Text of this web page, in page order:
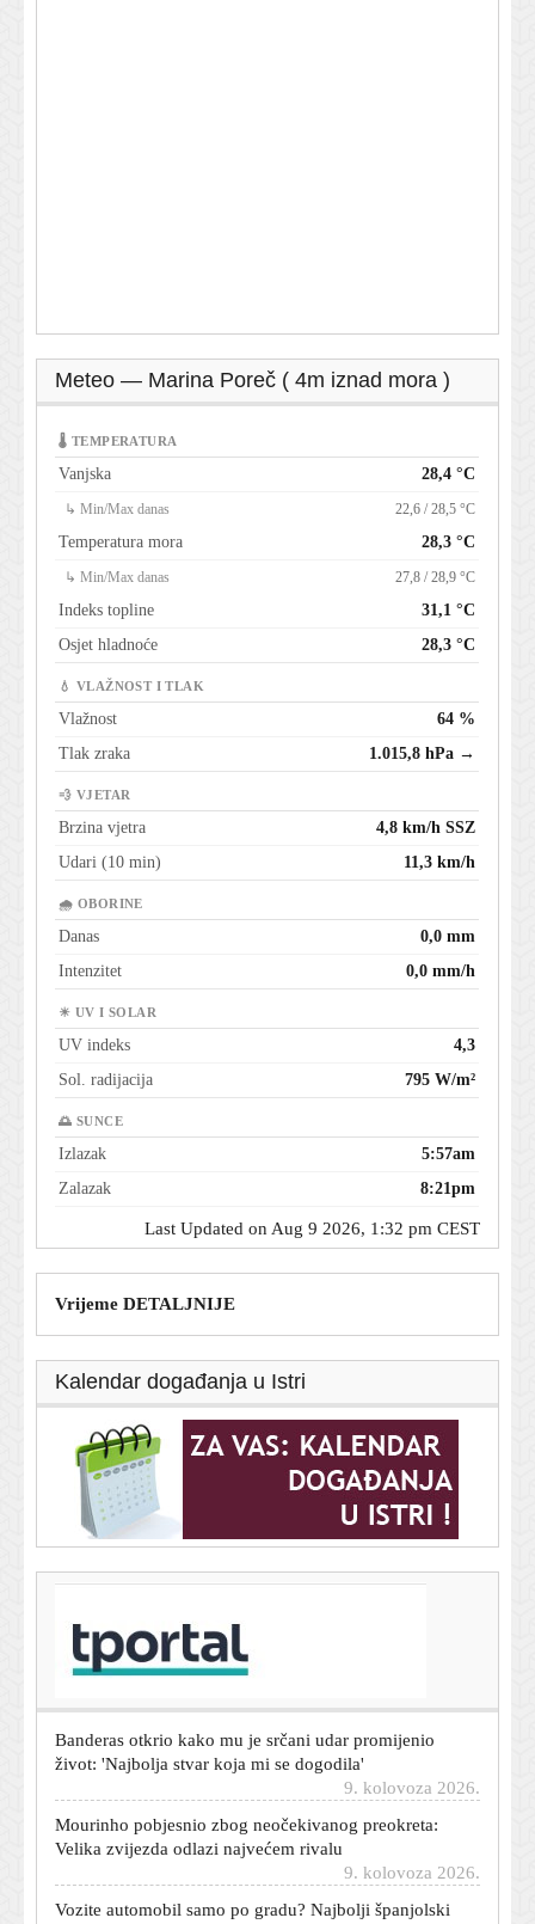
Meteo — Marina Poreč ( 4m iznad mora )
🌡 TEMPERATURA
Vanjska 28,4 °C
↳ Min/Max danas 22,6 / 28,5 °C
Temperatura mora 28,3 °C
↳ Min/Max danas 27,8 / 28,9 °C
Indeks topline
31,1 °C
Osjet hladnoće
28,3 °C
💧 VLAŽNOST I TLAK
Vlažnost
64 %
Tlak zraka
1.015,8 hPa →
💨 VJETAR
Brzina vjetra
4,8 km/h SSZ
Udari (10 min)
11,3 km/h
🌧 OBORINE
Danas
0,0 mm
Intenzitet
0,0 mm/h
☀ UV I SOLAR
UV indeks
4,3
Sol. radijacija
795 W/m²
🌅 SUNCE
Izlazak
5:57am
Zalazak
8:21pm
Last Updated on Aug 9 2026, 1:32 pm CEST
Vrijeme DETALJNIJE
Kalendar događanja u Istri
Ljudi čekali ispred policije na +40, a onda se dogodio
preokret: Jedan je čovjek odlučio podići glas
Banderas otkrio kako mu je srčani udar promijenio
život: 'Najbolja stvar koja mi se dogodila'
9. kolovoza 2026.
Mourinho pobjesnio zbog neočekivanog preokreta:
Velika zvijezda odlazi najvećem rivalu
Vozite automobil samo po gradu? Najbolji španjolski
mehaničar upozorava: 'To može izazvati vrlo skupe